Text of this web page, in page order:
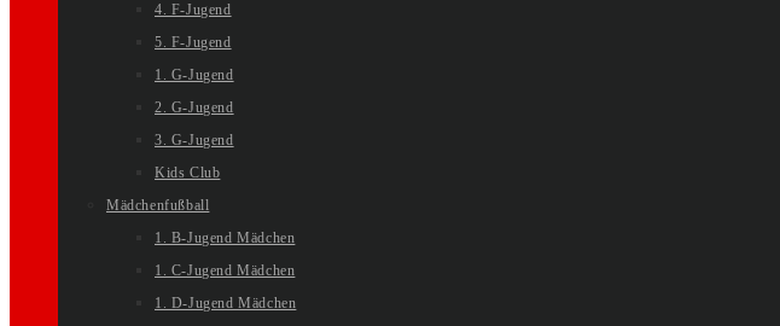
4. F-Jugend
5. F-Jugend
1. G-Jugend
2. G-Jugend
3. G-Jugend
Kids Club
Mädchenfußball
1. B-Jugend Mädchen
1. C-Jugend Mädchen
1. D-Jugend Mädchen